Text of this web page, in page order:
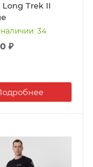
Long Trek II
наличии: 34
₽